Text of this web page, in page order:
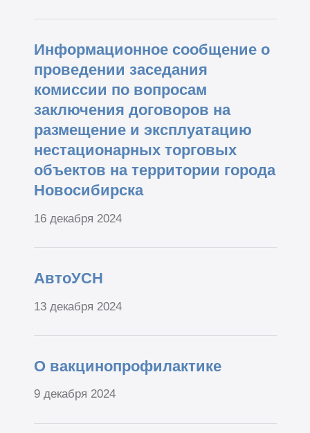
Информационное сообщение о
проведении заседания
комиссии по вопросам
заключения договоров на
размещение и эксплуатацию
нестационарных торговых
объектов на территории города
Новосибирска
16 декабря 2024
АвтоУСН
13 декабря 2024
О вакцинопрофилактике
9 декабря 2024